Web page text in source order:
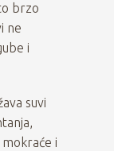
brzo
ne
i
suvi
i